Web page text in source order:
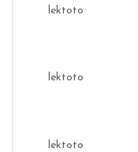
lektoto
lektoto
lektoto